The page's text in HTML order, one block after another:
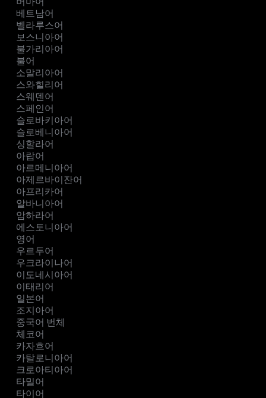
베트남어
벨라루스어
보스니아어
불가리아어
불어
소말리아어
스와힐리어
스웨덴어
스페인어
슬로바키아어
슬로베니아어
싱할라어
아랍어
아르메니아어
아제르바이잔어
아프리카어
알바니아어
암하라어
에스토니아어
영어
우르두어
우크라이나어
이도네시아어
이태리어
일본어
조지아어
중국어 번체
체코어
카자흐어
카탈로니아어
크로아티아어
타밀어
타이어